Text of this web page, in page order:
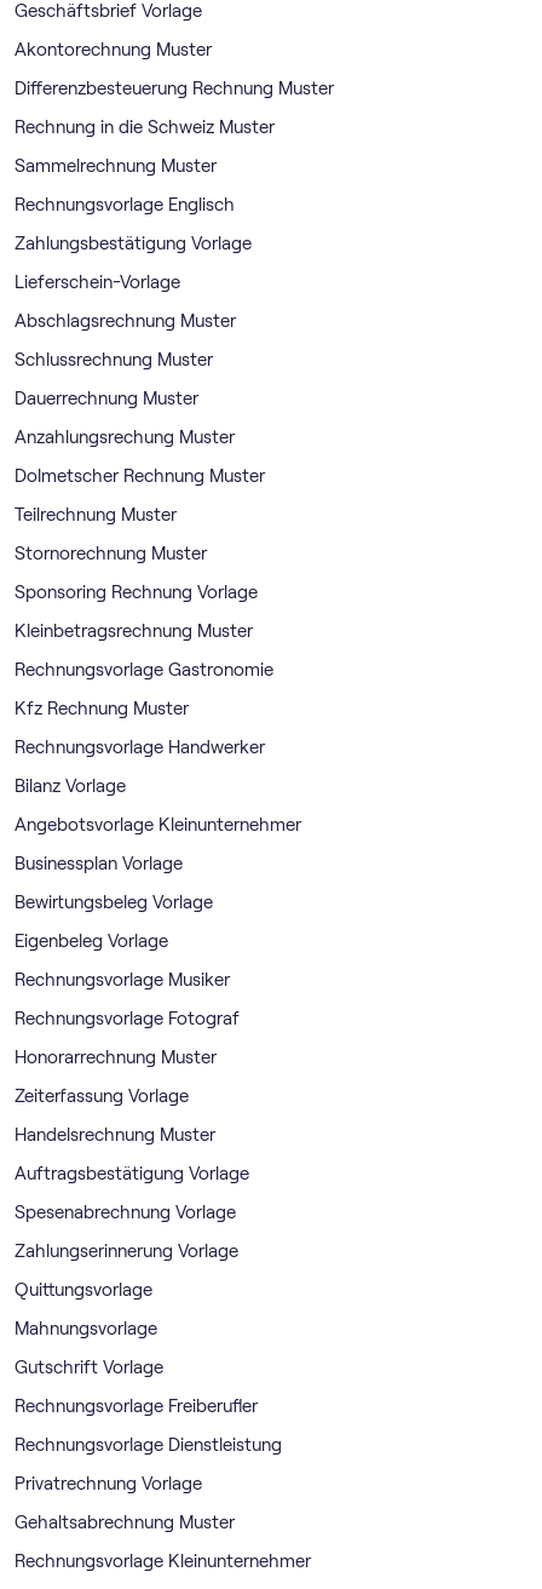
Geschäftsbrief Vorlage
Akontorechnung Muster
Differenzbesteuerung Rechnung Muster
Rechnung in die Schweiz Muster
Sammelrechnung Muster
Rechnungsvorlage Englisch
Zahlungsbestätigung Vorlage
Lieferschein-Vorlage
Abschlagsrechnung Muster
Schlussrechnung Muster
Dauerrechnung Muster
Anzahlungsrechung Muster
Dolmetscher Rechnung Muster
Teilrechnung Muster
Stornorechnung Muster
Sponsoring Rechnung Vorlage
Kleinbetragsrechnung Muster
Rechnungsvorlage Gastronomie
Kfz Rechnung Muster
Rechnungsvorlage Handwerker
Bilanz Vorlage
Angebotsvorlage Kleinunternehmer
Businessplan Vorlage
Bewirtungsbeleg Vorlage
Eigenbeleg Vorlage
Rechnungsvorlage Musiker
Rechnungsvorlage Fotograf
Honorarrechnung Muster
Zeiterfassung Vorlage
Handelsrechnung Muster
Auftragsbestätigung Vorlage
Spesenabrechnung Vorlage
Zahlungserinnerung Vorlage
Quittungsvorlage
Mahnungsvorlage
Gutschrift Vorlage
Rechnungsvorlage Freiberufler
Rechnungsvorlage Dienstleistung
Privatrechnung Vorlage
Gehaltsabrechnung Muster
Rechnungsvorlage Kleinunternehmer